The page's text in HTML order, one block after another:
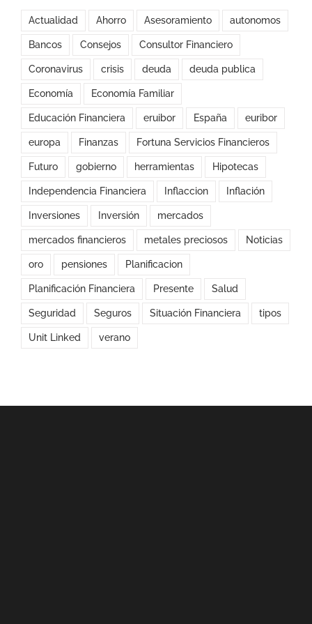
Actualidad Ahorro Asesoramiento autonomos
Bancos Consejos Consultor Financiero
Coronavirus crisis deuda deuda publica
Economía Economía Familiar
Educación Financiera eruibor España euribor
europa Finanzas Fortuna Servicios Financieros
Futuro gobierno herramientas Hipotecas
Independencia Financiera Inflaccion Inflación
Inversiones Inversión mercados
mercados financieros metales preciosos Noticias
oro pensiones Planificacion
Planificación Financiera Presente Salud
Seguridad Seguros Situación Financiera tipos
Unit Linked verano